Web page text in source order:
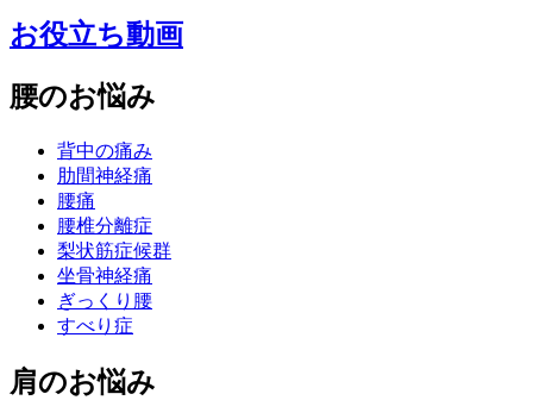
お役立ち動画
腰のお悩み
背中の痛み
肋間神経痛
腰痛
腰椎分離症
梨状筋症候群
坐骨神経痛
ぎっくり腰
すべり症
肩のお悩み